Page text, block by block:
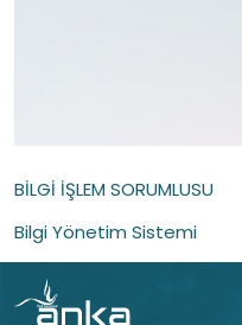
BİLGİ İŞLEM SORUMLUSU
Bilgi Yönetim Sistemi